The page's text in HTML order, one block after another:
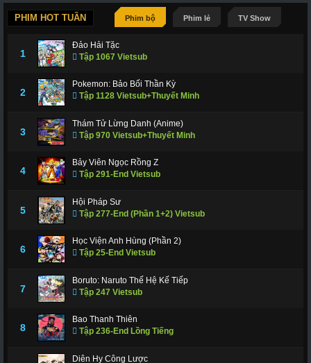
PHIM HOT TUẦN Phim bộ Phim lẻ TV Show
1
Đảo Hải Tặc
Tập 1067 Vietsub
2
Pokemon: Bảo Bối Thần Kỳ
Tập 1128 Vietsub+Thuyết Minh
3
Thám Tử Lừng Danh (Anime)
Tập 970 Vietsub+Thuyết Minh
4
Bảy Viên Ngọc Rồng Z
Tập 291-End Vietsub
5
Hội Pháp Sư
Tập 277-End (Phần 1+2) Vietsub
6
Học Viện Anh Hùng (Phần 2)
Tập 25-End Vietsub
7
Boruto: Naruto Thế Hệ Kế Tiếp
Tập 247 Vietsub
8
Bao Thanh Thiên
Tập 236-End Lồng Tiếng
Diên Hy Công Lược